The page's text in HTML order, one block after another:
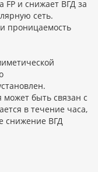
FP и снижает ВГД за
сеть.
проницаемость
быть связан с
в течение часа,
снижение ВГД